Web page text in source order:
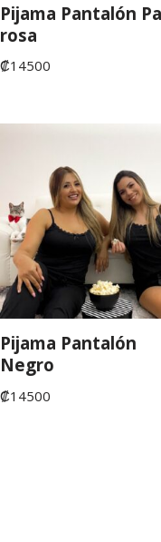
Pijama Pantalón
rosa
₡14500
Pijama Pantalón
Negro
₡14500